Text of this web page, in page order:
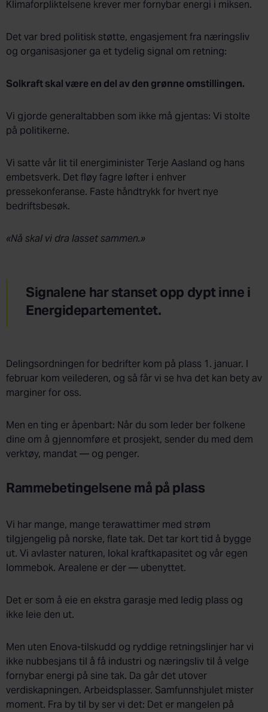
Klimaforpliktelsene krever mer fornybar energi i miksen.
Det var bred politisk støtte, engasjement fra næringsliv
og organisasjoner ga et tydelig signal om retning:
Solkraft skal være en del av den grønne omstillingen.
Vi gjorde generaltabben som ikke må gjentas: Vi stolte
på politikerne.
Vi satte vår lit til energiminister Terje Aasland og hans
embetsverk. Det fløy fagre løfter i enhver
pressekonferanse. Faste håndtrykk for hvert nye
bedriftsbesøk.
«Nå skal vi dra lasset sammen.»
Signalene har stanset opp dypt inne i
Energidepartementet.
Delingsordningen for bedrifter kom på plass 1. januar. I
februar kom veilederen, og så får vi se hva det kan bety av
marginer for oss.
Men en ting er åpenbart: Når du som leder ber folkene
dine om å gjennomføre et prosjekt, sender du med dem
verktøy, mandat — og penger.
Rammebetingelsene må på plass
Vi har mange, mange terawattimer med strøm
tilgjengelig på norske, flate tak. Det tar kort tid å bygge
ut. Vi avlaster naturen, lokal kraftkapasitet og vår egen
lommebok. Arealene er der — ubenyttet.
Det er som å eie en ekstra garasje med ledig plass og
ikke leie den ut.
Men uten Enova-tilskudd og ryddige retningslinjer har vi
ikke nubbesjans til å få industri og næringsliv til å velge
fornybar energi på sine tak. Da går det utover
verdiskapningen. Arbeidsplasser. Samfunnshjulet mister
moment. Fra by til by ser vi det: Det er mangelen på